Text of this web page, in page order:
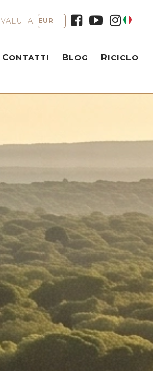
VALUTA:
CONTATTI BLOG RICICLO